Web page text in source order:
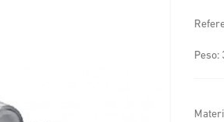
Peso: